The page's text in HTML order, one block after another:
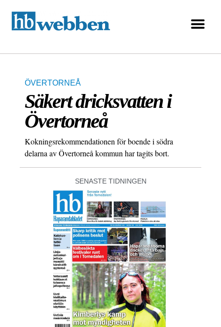
ÖVERTORNEÅ
Säkert dricksvatten i
Övertorneå
Kokningsrekommendationen för boende i södra
delarna av Övertorneå kommun har tagits bort.
SENASTE TIDNINGEN